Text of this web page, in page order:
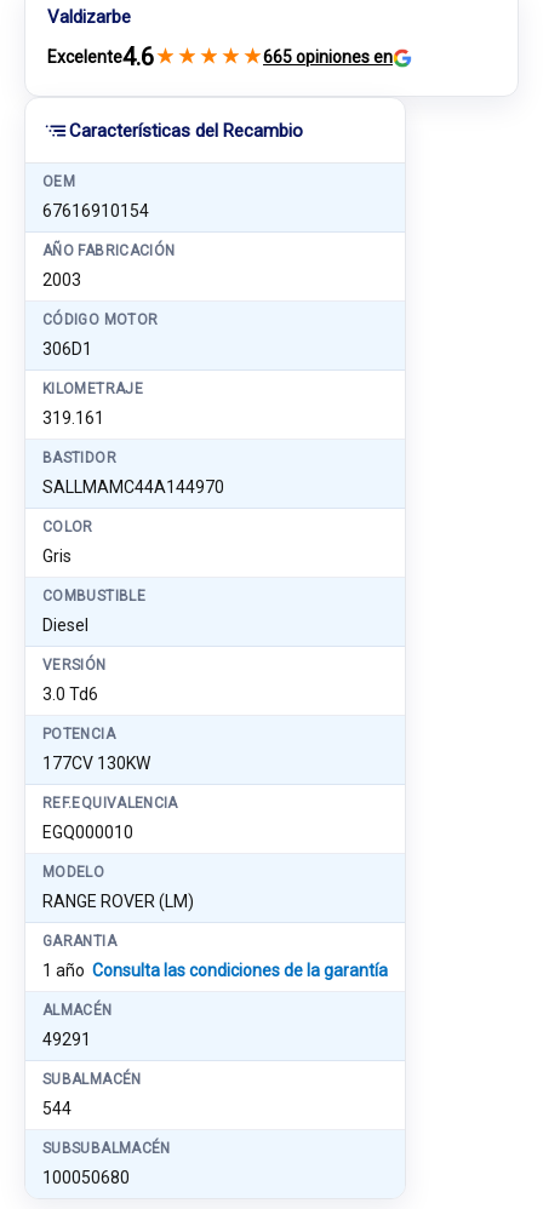
Características del Recambio
OEM
67616910154
AÑO FABRICACIÓN
2003
CÓDIGO MOTOR
306D1
KILOMETRAJE
319.161
BASTIDOR
SALLMAMC44A144970
COLOR
Gris
COMBUSTIBLE
Diesel
VERSIÓN
3.0 Td6
POTENCIA
177CV 130KW
REF.EQUIVALENCIA
EGQ000010
MODELO
RANGE ROVER (LM)
GARANTIA
1 año Consulta las condiciones de la garantía
ALMACÉN
49291
SUBALMACÉN
544
SUBSUBALMACÉN
100050680
Valdizarbe
Excelente4.6★ ★ ★ ★ ★665 opiniones en